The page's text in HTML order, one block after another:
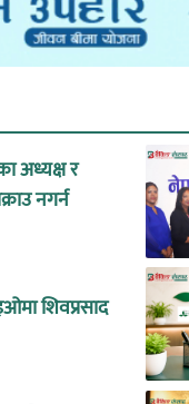
अध्यक्ष र
नगर्न
शिवप्रसाद